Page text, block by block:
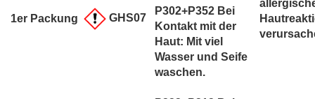
1er Packung GHS07
P302+P352 Bei
Kontakt mit der
Haut: Mit viel
Wasser und Seife
waschen.